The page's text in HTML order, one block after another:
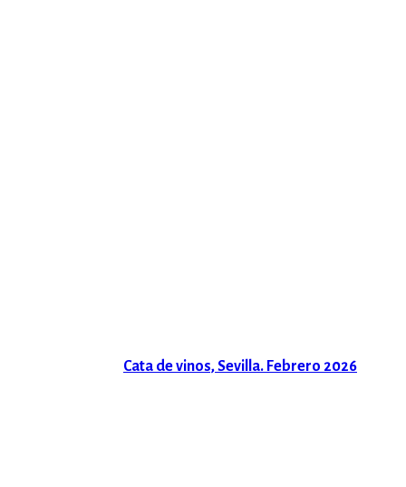
Cata de vinos, Sevilla. Febrero 2026